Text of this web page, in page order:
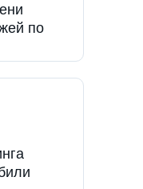
по